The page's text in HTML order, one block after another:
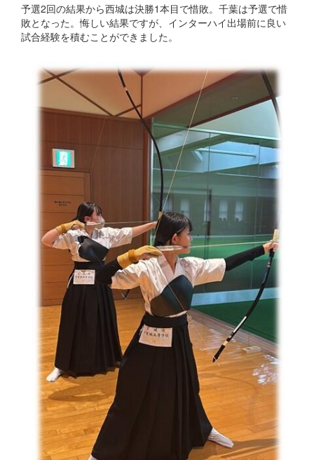
予選2回の結果から西城は決勝1本目で惜敗。千葉は予選で惜
敗となった。悔しい結果ですが、インターハイ出場前に良い
試合経験を積むことができました。